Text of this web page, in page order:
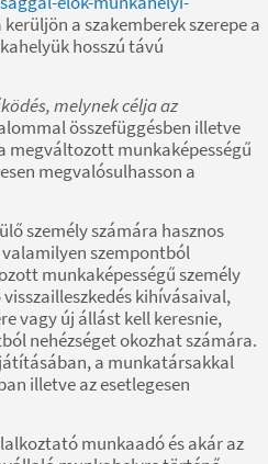
a szakemberek szerepe a
hosszú távú
melynek célja az
összefüggésben illetve
megváltozott munkaképességű
megvalósulhasson a
személy számára hasznos
szempontból
munkaképességű személy
kihívásaival,
vagy új állást kell keresnie,
nehézséget okozhat számára.
a munkatársakkal
illetve az esetlegesen
munkaadó és akár az